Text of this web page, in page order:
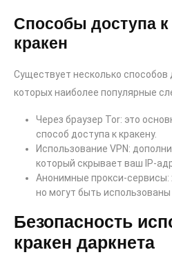
Способы доступа
кракен
Существует несколько способов
которых наиболее популярные
Через браузер Tor: это
способ доступа к кракену.
Использование VPN:
который скрывает ваш IP-
Анонимные прокси-сервисы:
но могут быть
Безопасность
кракен даркнета